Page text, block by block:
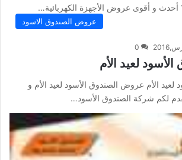
عروض الصندوق الاسود
0
لعيد الأم
الأم عروض الصندوق الأسود لعيد الأم و
لكم شركة الصندوق الأسود…